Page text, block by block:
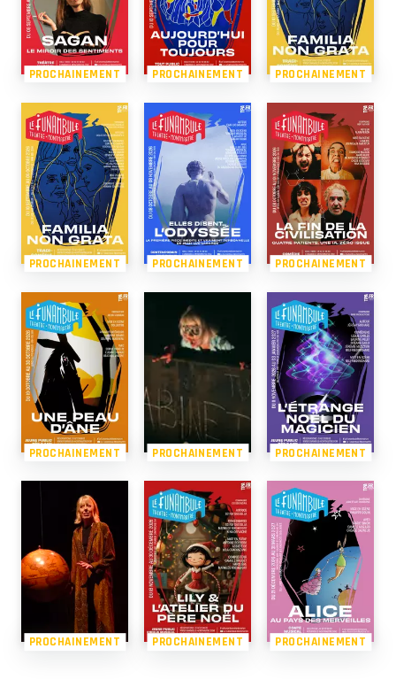
PROCHAINEMENT PROCHAINEMENT PROCHAINEMENT
PROCHAINEMENT PROCHAINEMENT PROCHAINEMENT
PROCHAINEMENT PROCHAINEMENT PROCHAINEMENT
PROCHAINEMENT PROCHAINEMENT PROCHAINEMENT